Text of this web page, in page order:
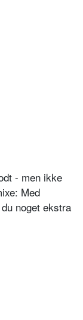
- men ikke
Med
noget ekstra